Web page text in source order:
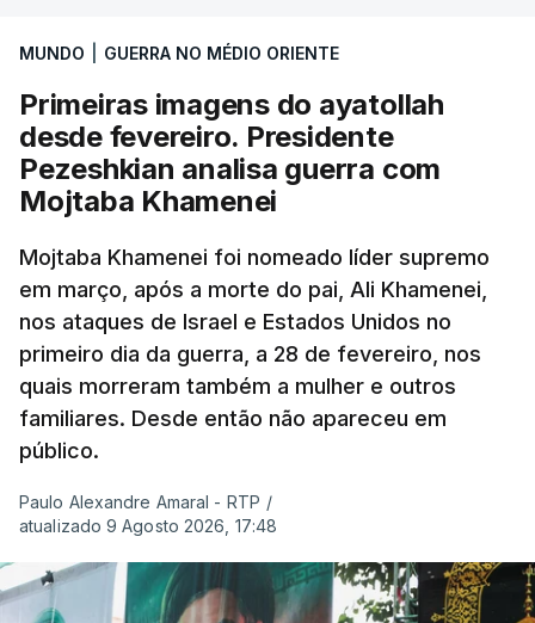
MUNDO GUERRA NO MÉDIO ORIENTE
Primeiras imagens do ayatollah
desde fevereiro. Presidente
Pezeshkian analisa guerra com
Mojtaba Khamenei
Mojtaba Khamenei foi nomeado líder supremo
em março, após a morte do pai, Ali Khamenei,
nos ataques de Israel e Estados Unidos no
primeiro dia da guerra, a 28 de fevereiro, nos
quais morreram também a mulher e outros
familiares. Desde então não apareceu em
público.
Paulo Alexandre Amaral - RTP /
atualizado 9 Agosto 2026, 17:48